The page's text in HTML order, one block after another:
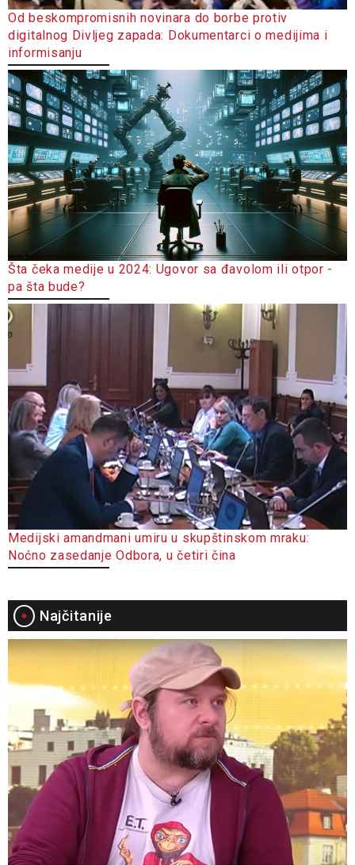
Od beskompromisnih novinara do borbe protiv
digitalnog Divljeg zapada: Dokumentarci o medijima i
informisanju
Šta čeka medije u 2024: Ugovor sa đavolom ili otpor -
pa šta bude?
Medijski amandmani umiru u skupštinskom mraku:
Noćno zasedanje Odbora, u četiri čina
Najčitanije